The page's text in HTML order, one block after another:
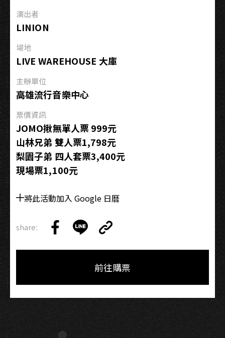
唱
−高
雄
場
演出者
LINION
場地
LIVE WAREHOUSE 大庫
主辦單位
高雄流行音樂中心
票價資訊
JOMO揪無單人票 999元
山林兄弟 雙人票1,798元
梨園子弟 四人套票3,400元
現場票1,100元
將此活動加入 Google 日曆
share:
on
on
Link
Copy
前往購票